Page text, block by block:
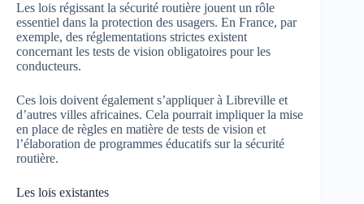
Les lois régissant la sécurité routière jouent un rôle
essentiel dans la protection des usagers. En France, par
exemple, des réglementations strictes existent
concernant les tests de vision obligatoires pour les
conducteurs.
Ces lois doivent également s’appliquer à Libreville et
d’autres villes africaines. Cela pourrait impliquer la mise
en place de règles en matière de tests de vision et
l’élaboration de programmes éducatifs sur la sécurité
routière.
Les lois existantes